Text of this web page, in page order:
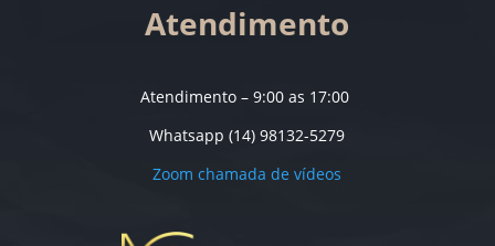
Atendimento
Atendimento – 9:00 as 17:00
Whatsapp (14) 98132-5279
Zoom chamada de vídeos